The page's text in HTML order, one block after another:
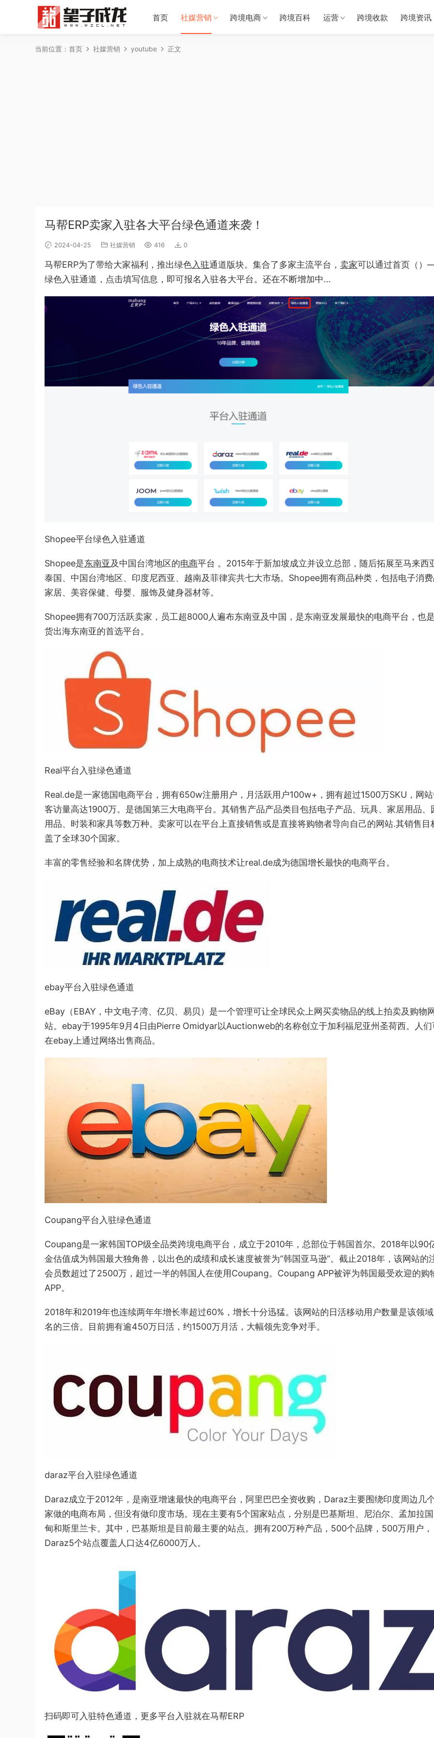
首页 社媒营销 跨境电商 跨境百科 运营 跨境收款 跨境资讯
当前位置： 首页 社媒营销 youtube 正文
马帮ERP卖家入驻各大平台绿色通道来袭！
2024-04-25 社媒营销 416 0
马帮ERP为了带给大家福利，推出绿色入驻通道版块。集合了多家主流平台， 卖家可以通过首页（
绿色入驻通道，点击填写信息，即可报名入驻各大平台。还在不断增加中…
Shopee平台绿色入驻通道
Shopee是东南亚及中国台湾地区的电商平台 。2015年于新加坡成立并设立总部，随后拓展至马来西
泰国、中国台湾地区、印度尼西亚、越南及菲律宾共七大市场。Shopee拥有商品种类，包括电子消费
家居、美容保健、母婴、服饰及健身器材等。
Shopee拥有700万活跃卖家，员工超8000人遍布东南亚及中国，是东南亚发展最快的电商平台，也
货出海东南亚的首选平台。
Real平台入驻绿色通道
Real.de是一家德国电商平台，拥有650w注册用户，月活跃用户100w+，拥有超过1500万SKU，网站
客访量高达1900万。是德国第三大电商平台。其销售产品产品类目包括电子产品、玩具、家居用品、
用品、时装和家具等数万种。卖家可以在平台上直接销售或是直接将购物者导向自己的网站.其销售目
盖了全球30个国家。
丰富的零售经验和名牌优势，加上成熟的电商技术让real.de成为德国增长最快的电商平台。
ebay平台入驻绿色通道
eBay（EBAY，中文电子湾、亿贝、易贝）是一个管理可让全球民众上网买卖物品的线上拍卖及购物网
站。ebay于1995年9月4日由Pierre Omidyar以Auctionweb的名称创立于加利福尼亚州圣荷西。人们
在ebay上通过网络出售商品。
Coupang平台入驻绿色通道
Coupang是一家韩国TOP级全品类跨境电商平台，成立于2010年，总部位于韩国首尔。2018年以90
金估值成为韩国最大独角兽，以出色的成绩和成长速度被誉为“韩国亚马逊”。截止2018年，该网站的
会员数超过了2500万，超过一半的韩国人在使用Coupang。Coupang APP被评为韩国最受欢迎的购
APP。
2018年和2019年也连续两年年增长率超过60%，增长十分迅猛。该网站的日活移动用户数量是该领
名的三倍。目前拥有逾450万日活，约1500万月活，大幅领先竞争对手。
daraz平台入驻绿色通道
Daraz成立于2012年，是南亚增速最快的电商平台，阿里巴巴全资收购，Daraz主要围绕印度周边几
家做的电商布局，但没有做印度市场。现在主要有5个国家站点，分别是巴基斯坦、尼泊尔、孟加拉
甸和斯里兰卡。其中，巴基斯坦是目前最主要的站点。拥有200万种产品，500个品牌，500万用户，
Daraz5个站点覆盖人口达4亿6000万人。
扫码即可入驻特色通道，更多平台入驻就在马帮ERP